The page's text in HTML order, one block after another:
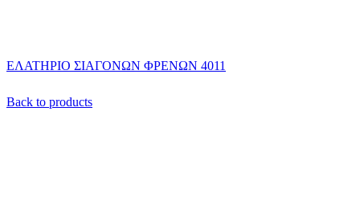
ΕΛΑΤΗΡΙΟ ΣΙΑΓΟΝΩΝ ΦΡΕΝΩΝ 4011
Back to products